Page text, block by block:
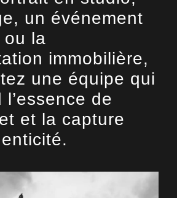
un événement
ou la
immobilière,
une équipe qui
l’essence de
et la capture